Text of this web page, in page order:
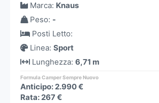
Marca: Knaus
Peso: -
Posti Letto:
Linea: Sport
Lunghezza: 6,71 m
Formula Camper Sempre Nuovo
Anticipo: 2.990 €
Rata: 267 €